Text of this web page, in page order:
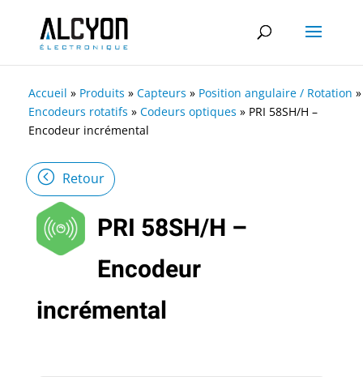
Accueil » Produits » Capteurs » Position angulaire / Rotation »
Encodeurs rotatifs » Codeurs optiques » PRI 58SH/H –
Encodeur incrémental
Retour
PRI 58SH/H –
Encodeur
incrémental